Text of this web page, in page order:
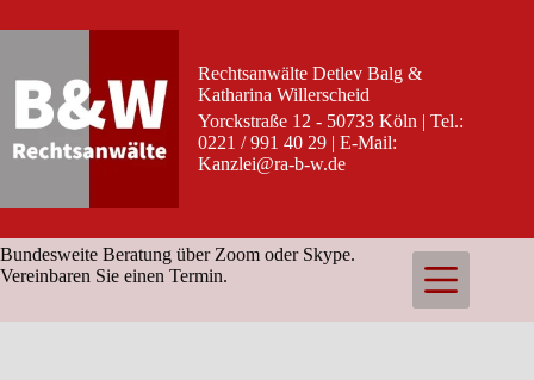
Inhalt
Rechtsanwälte Detlev Balg &
Katharina Willerscheid
Yorckstraße 12 - 50733 Köln | Tel.:
0221 / 991 40 29 | E-Mail:
Kanzlei@ra-b-w.de
Bundesweite Beratung über Zoom oder Skype.
Vereinbaren Sie einen Termin.